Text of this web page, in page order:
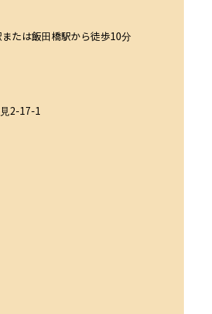
たは飯田橋駅から徒歩10分
2-17-1